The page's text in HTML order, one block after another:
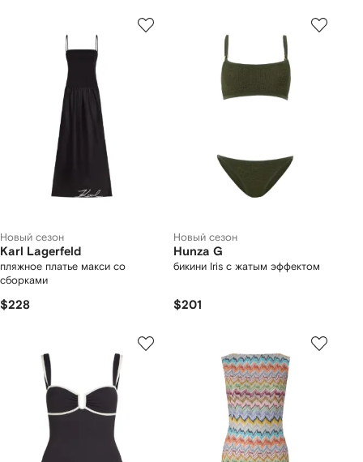
Новый сезон
Karl Lagerfeld
пляжное платье макси со
сборками
$228
Новый сезон
Hunza G
бикини Iris с жатым эффектом
$201